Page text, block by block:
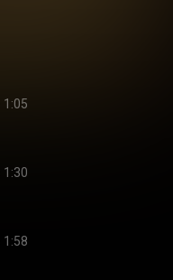
1:05
1:30
1:58